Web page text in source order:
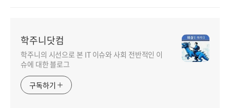
학주니닷컴
학주니의 시선으로 본 IT 이슈와 사회 전반적인 이
슈에 대한 블로그
구독하기